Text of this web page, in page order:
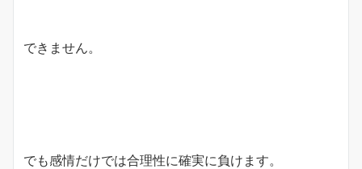
できません。
でも感情だけでは合理性に確実に負けます。